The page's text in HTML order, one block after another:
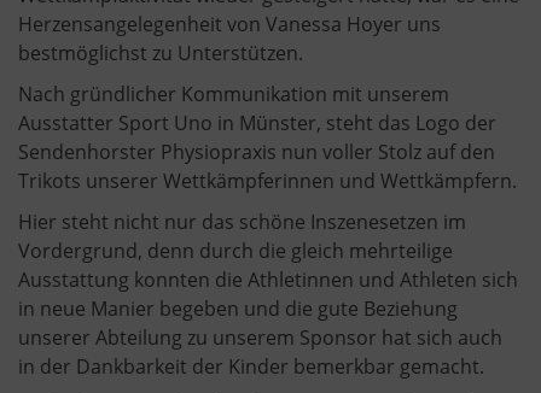
Herzensangelegenheit von Vanessa Hoyer uns
bestmöglichst zu Unterstützen.
Nach gründlicher Kommunikation mit unserem
Ausstatter Sport Uno in Münster, steht das Logo der
Sendenhorster Physiopraxis nun voller Stolz auf den
Trikots unserer Wettkämpferinnen und Wettkämpfern.
Hier steht nicht nur das schöne Inszenesetzen im
Vordergrund, denn durch die gleich mehrteilige
Ausstattung konnten die Athletinnen und Athleten sich
in neue Manier begeben und die gute Beziehung
unserer Abteilung zu unserem Sponsor hat sich auch
in der Dankbarkeit der Kinder bemerkbar gemacht.